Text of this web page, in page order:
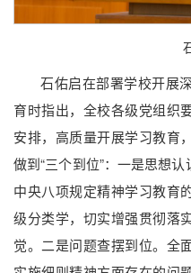
石佑启在部署学校开展
育时指出，全校各级党组织
安排，高质量开展学习教育
做到“三个到位”：一是思想
中央八项规定精神学习教育
级分类学，切实增强贯彻落
觉。二是问题查摆到位。全